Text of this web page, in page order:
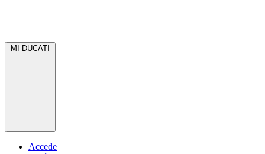
MI DUCATI
Accede